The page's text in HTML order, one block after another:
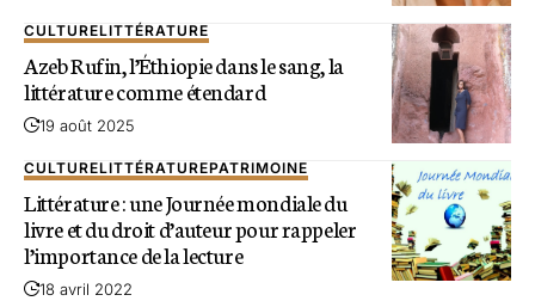
CULTURELITTÉRATURE
Azeb Rufin, l’Éthiopie dans le sang, la
littérature comme étendard
19 août 2025
CULTURELITTÉRATUREPATRIMOINE
Littérature : une Journée mondiale du
livre et du droit d’auteur pour rappeler
l’importance de la lecture
18 avril 2022